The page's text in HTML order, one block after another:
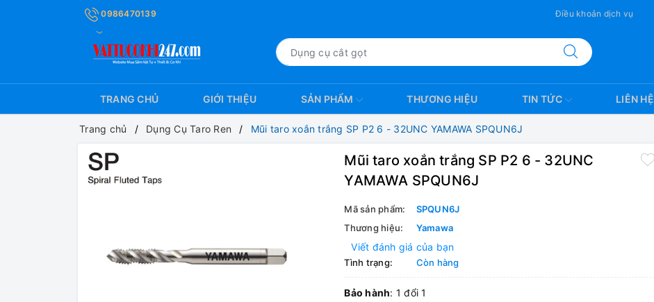
0986470139 Điều khoản dịch vụ
TRANG CHỦ GIỚI THIỆU SẢN PHẨM THƯƠNG HIỆU TIN TỨC LIÊN HỆ
Trang chủ Dụng Cụ Taro Ren Mũi taro xoắn trắng SP P2 6 - 32UNC YAMAWA SPQUN6J
Mũi taro xoắn trắng SP P2 6 - 32UNC
YAMAWA SPQUN6J
Mã sản phẩm:
SPQUN6J
Thương hiệu:
Yamawa
Viết đánh giá của bạn
Tình trạng: Còn hàng
Bảo hành: 1 đổi 1